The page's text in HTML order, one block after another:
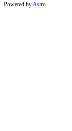
Powered by Astro